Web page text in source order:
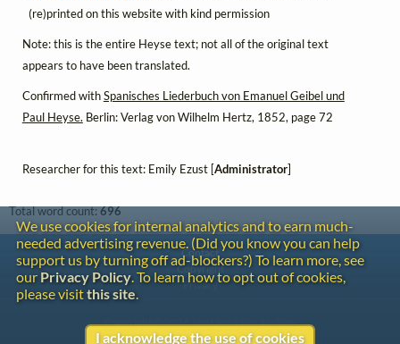
(re)printed on this website with kind permission
Note: this is the entire Heyse text; not all of the original text
appears to have been translated.
Confirmed withSpanisches Liederbuch von Emanuel Geibel und
Paul Heyse. Berlin: Verlag von Wilhelm Hertz, 1852, page 72
Researcher for this text: Emily Ezust [Administrator]
Total word count:696
We use cookies for internal analytics and to earn much-
needed advertising revenue. (Did you know you can help
support us by turning off ad-blockers?) To learn more, see
our Privacy Policy. To learn how to opt out of cookies,
please visitthis site.
I acknowledge the use of cookies
Contact
Copyright
Privacy
Copyright © 2026 The LiederNet Archive